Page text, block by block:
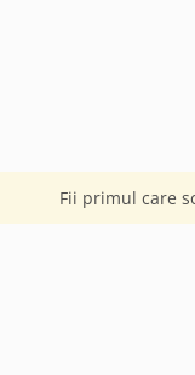
Fii primul care